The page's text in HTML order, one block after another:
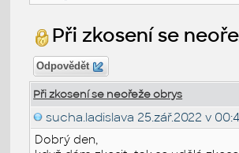
Při zkosení se
Odpovědět
Při zkosení se neořeže obrys
sucha.ladislava 25.zář.2022 v
Dobrý den,